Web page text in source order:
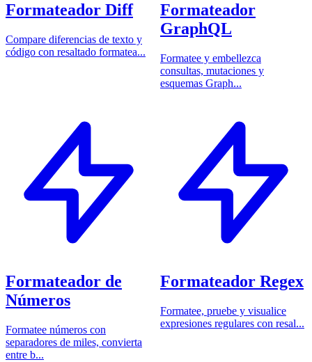
Formateador Diff
Compare diferencias de texto y
código con resaltado formatea...
Formateador
GraphQL
Formatee y embellezca
consultas, mutaciones y
esquemas Graph...
Formateador de
Números
Formatee números con
separadores de miles, convierta
entre b...
Formateador Regex
Formatee, pruebe y visualice
expresiones regulares con resal...